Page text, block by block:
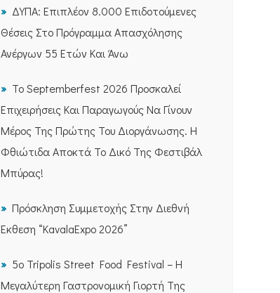
ΔΥΠΑ: Επιπλέον 8.000 Επιδοτούμενες
Θέσεις Στο Πρόγραμμα Απασχόλησης
Ανέργων 55 Ετών Και Άνω
Το Septemberfest 2026 Προσκαλεί
Επιχειρήσεις Και Παραγωγούς Να Γίνουν
Μέρος Της Πρώτης Του Διοργάνωσης. Η
Φθιώτιδα Αποκτά Το Δικό Της Φεστιβάλ
Μπύρας!
Πρόσκληση Συμμετοχής Στην Διεθνή
Έκθεση “KavalaExpo 2026”
5ο Tripolis Street Food Festival – Η
Μεγαλύτερη Γαστρονομική Γιορτή Της